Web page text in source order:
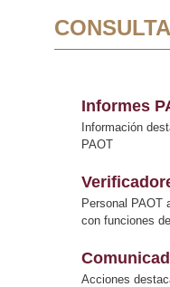
Informes
Información
PAOT
Personal PAOT
con funciones
Acciones